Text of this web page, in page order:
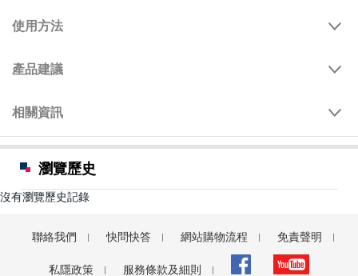
使用方法
產品建議
相關資訊
瀏覽歷史
沒有瀏覽歷史記錄
聯絡我們 快問快答 網站購物流程 免責聲明
私隱政策 服務條款及細則